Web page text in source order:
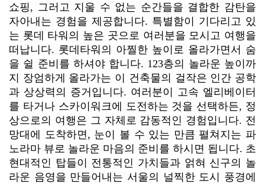
쇼핑, 그러고 지울 수 없는 순간들을 결합한 감탄을
자아내는 경험을 제공합니다. 특별함이 기다리고 있
는 롯데 타워의 높은 곳으로 여러분을 모시고 여행을
떠납니다. 롯데타워의 아찔한 높이로 올라가면서 숨
을 쉴 준비를 하셔야 합니다. 123층의 놀라운 높이까
지 장엄하게 올라가는 이 건축물의 걸작은 인간 공학
과 상상력의 증거입니다. 여러분이 고속 엘리베이터
를 타거나 스카이워크에 도전하는 것을 선택하든, 정
상으로의 여행은 그 자체로 감동적인 경험입니다. 전
망대에 도착하면, 눈이 볼 수 있는 만큼 펼쳐지는 파
노라마 뷰로 놀라운 마음의 준비를 하시면 됩니다. 초
현대적인 탑들이 전통적인 가치들과 얽혀 신구의 놀
라운 음영을 만들어내는 서울의 널찍한 도시 풍경에